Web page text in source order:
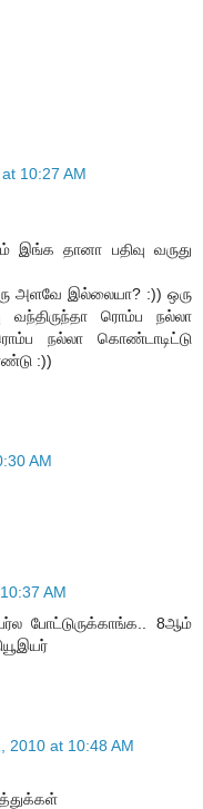
10:27 AM
இங்க தானா பதிவு வருது
அளவே இல்லையா? :)) ஒரு
வந்திருந்தா ரொம்ப நல்லா
நல்லா கொண்டாடிட்டு
:))
AM
AM
போட்டுருக்காங்க.. 8ஆம்
2010 at 10:48 AM